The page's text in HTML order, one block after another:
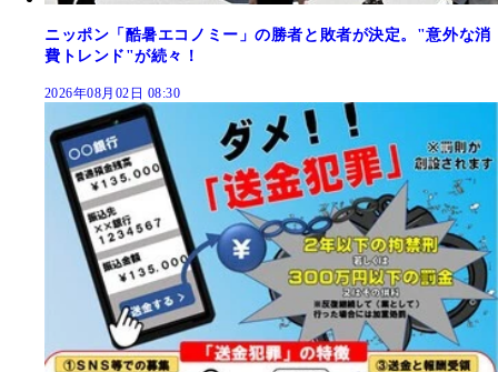
ニッポン「酷暑エコノミー」の勝者と敗者が決定。"意外な消
費トレンド"が続々！
2026年08月02日 08:30